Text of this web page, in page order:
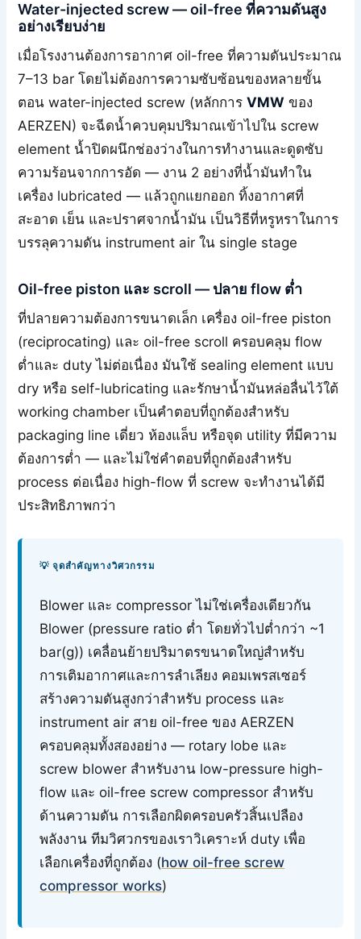
Water-injected screw — oil-free ที่ความดันสูง
อย่างเรียบง่าย
เมื่อโรงงานต้องการอากาศ oil-free ที่ความดันประมาณ
7–13 bar โดยไม่ต้องการความซับซ้อนของหลายขั้น
ตอน water-injected screw (หลักการVMW ของ
AERZEN) จะฉีดน้ำควบคุมปริมาณเข้าไปใน screw
element น้ำปิดผนึกช่องว่างในการทำงานและดูดซับ
ความร้อนจากการอัด — งาน 2 อย่างที่น้ำมันทำใน
เครื่อง lubricated — แล้วถูกแยกออก ทิ้งอากาศที่
สะอาด เย็น และปราศจากน้ำมัน เป็นวิธีที่หรูหราในการ
บรรลุความดัน instrument air ใน single stage
Oil-free piston และ scroll — ปลาย flow ต่ำ
ที่ปลายความต้องการขนาดเล็ก เครื่อง oil-free piston
(reciprocating) และ oil-free scroll ครอบคลุม flow
ต่ำและ duty ไม่ต่อเนื่อง มันใช้ sealing element แบบ
dry หรือ self-lubricating และรักษาน้ำมันหล่อลื่นไว้ใต้
working chamber เป็นคำตอบที่ถูกต้องสำหรับ
packaging line เดี่ยว ห้องแล็บ หรือจุด utility ที่มีความ
ต้องการต่ำ — และไม่ใช่คำตอบที่ถูกต้องสำหรับ
process ต่อเนื่อง high-flow ที่ screw จะทำงานได้มี
ประสิทธิภาพกว่า
💡 จุดสำคัญทางวิศวกรรม
Blower และ compressor ไม่ใช่เครื่องเดียวกัน
Blower (pressure ratio ต่ำ โดยทั่วไปต่ำกว่า ~1
bar(g)) เคลื่อนย้ายปริมาตรขนาดใหญ่สำหรับ
การเติมอากาศและการลำเลียง คอมเพรสเซอร์
สร้างความดันสูงกว่าสำหรับ process และ
instrument air สาย oil-free ของ AERZEN
ครอบคลุมทั้งสองอย่าง — rotary lobe และ
screw blower สำหรับงาน low-pressure high-
flow และ oil-free screw compressor สำหรับ
ด้านความดัน การเลือกผิดครอบครัวสิ้นเปลือง
พลังงาน ทีมวิศวกรของเราวิเคราะห์ duty เพื่อ
เลือกเครื่องที่ถูกต้อง (how oil-free screw
compressor works)